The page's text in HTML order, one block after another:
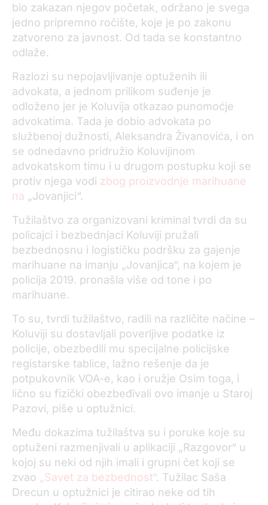
bio zakazan njegov početak, održano je svega
jedno pripremno ročište, koje je po zakonu
zatvoreno za javnost. Od tada se konstantno
odlaže.
Razlozi su nepojavljivanje optuženih ili
advokata, a jednom prilikom suđenje je
odloženo jer je Koluvija otkazao punomoćje
advokatima. Tada je dobio advokata po
službenoj dužnosti, Aleksandra Živanovića, i on
se odnedavno pridružio Koluvijinom
advokatskom timu i u drugom postupku koji se
protiv njega vodi zbog proizvodnje marihuane
na „Jovanjici“.
Tužilaštvo za organizovani kriminal tvrdi da su
policajci i bezbednjaci Koluviji pružali
bezbednosnu i logističku podršku za gajenje
marihuane na imanju „Jovanjica“, na kojem je
policija 2019. pronašla više od tone i po
marihuane.
To su, tvrdi tužilaštvo, radili na različite načine –
Koluviji su dostavljali poverljive podatke iz
policije, obezbedili mu specijalne policijske
registarske tablice, lažno rešenje da je
potpukovnik VOA-e, kao i oružje Osim toga, i
lično su fizički obezbeđivali ovo imanje u Staroj
Pazovi, piše u optužnici.
Među dokazima tužilaštva su i poruke koje su
optuženi razmenjivali u aplikaciji „Razgovor“ u
kojoj su neki od njih imali i grupni čet koji se
zvao „Savet za bezbednost“. Tužilac Saša
Drecun u optužnici je citirao neke od tih